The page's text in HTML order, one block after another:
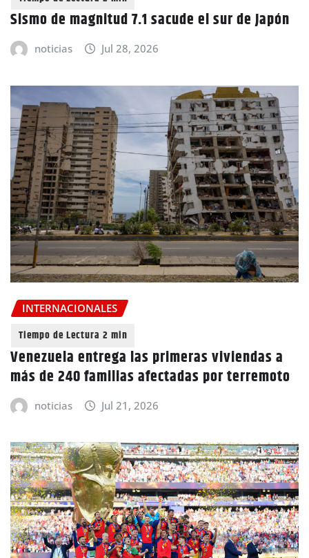
Sismo de magnitud 7.1 sacude el sur de Japón
noticias Jul 28, 2026
INTERNACIONALES
Venezuela entrega las primeras viviendas a
más de 240 familias afectadas por terremoto
noticias Jul 21, 2026